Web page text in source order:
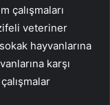
çalışmaları
veteriner
hayvanlarına
karşı